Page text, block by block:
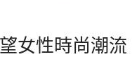
女性時尚潮流